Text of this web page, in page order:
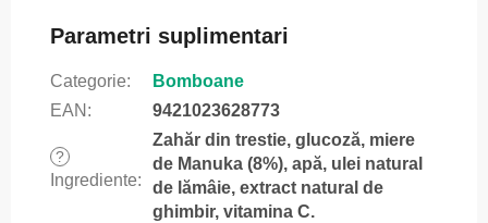
Parametri suplimentari
Categorie:
Bomboane
EAN : 9421023628773
?
Ingrediente:
Zahăr din trestie, glucoză, miere
de Manuka (8%), apă, ulei natural
de lămâie, extract natural de
ghimbir, vitamina C.